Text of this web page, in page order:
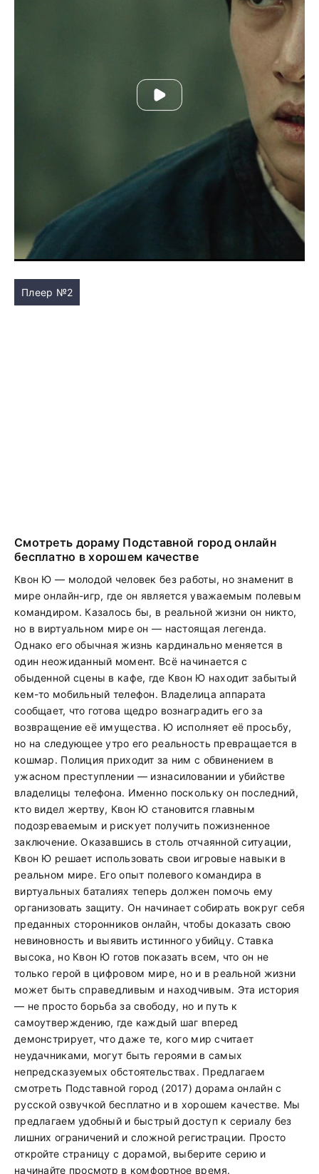
Плеер №2
Смотреть дораму Подставной город онлайн
бесплатно в хорошем качестве
Квон Ю — молодой человек без работы, но знаменит в
мире онлайн-игр, где он является уважаемым полевым
командиром. Казалось бы, в реальной жизни он никто,
но в виртуальном мире он — настоящая легенда.
Однако его обычная жизнь кардинально меняется в
один неожиданный момент. Всё начинается с
обыденной сцены в кафе, где Квон Ю находит забытый
кем-то мобильный телефон. Владелица аппарата
сообщает, что готова щедро вознаградить его за
возвращение её имущества. Ю исполняет её просьбу,
но на следующее утро его реальность превращается в
кошмар. Полиция приходит за ним с обвинением в
ужасном преступлении — изнасиловании и убийстве
владелицы телефона. Именно поскольку он последний,
кто видел жертву, Квон Ю становится главным
подозреваемым и рискует получить пожизненное
заключение. Оказавшись в столь отчаянной ситуации,
Квон Ю решает использовать свои игровые навыки в
реальном мире. Его опыт полевого командира в
виртуальных баталиях теперь должен помочь ему
организовать защиту. Он начинает собирать вокруг себя
преданных сторонников онлайн, чтобы доказать свою
невиновность и выявить истинного убийцу. Ставка
высока, но Квон Ю готов показать всем, что он не
только герой в цифровом мире, но и в реальной жизни
может быть справедливым и находчивым. Эта история
— не просто борьба за свободу, но и путь к
самоутверждению, где каждый шаг вперед
демонстрирует, что даже те, кого мир считает
неудачниками, могут быть героями в самых
непредсказуемых обстоятельствах. Предлагаем
смотреть Подставной город (2017) дорама онлайн с
русской озвучкой бесплатно и в хорошем качестве. Мы
предлагаем удобный и быстрый доступ к сериалу без
лишних ограничений и сложной регистрации. Просто
откройте страницу с дорамой, выберите серию и
начинайте просмотр в комфортное время.